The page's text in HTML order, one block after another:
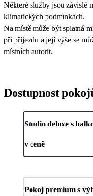
Některé služby jsou závislé
klimatických podmínkách.
Na místě může být splatná
při příjezdu a její výše se
místních autorit.
Dostupnost
Studio deluxe s
v ceně
Pokoj premium s